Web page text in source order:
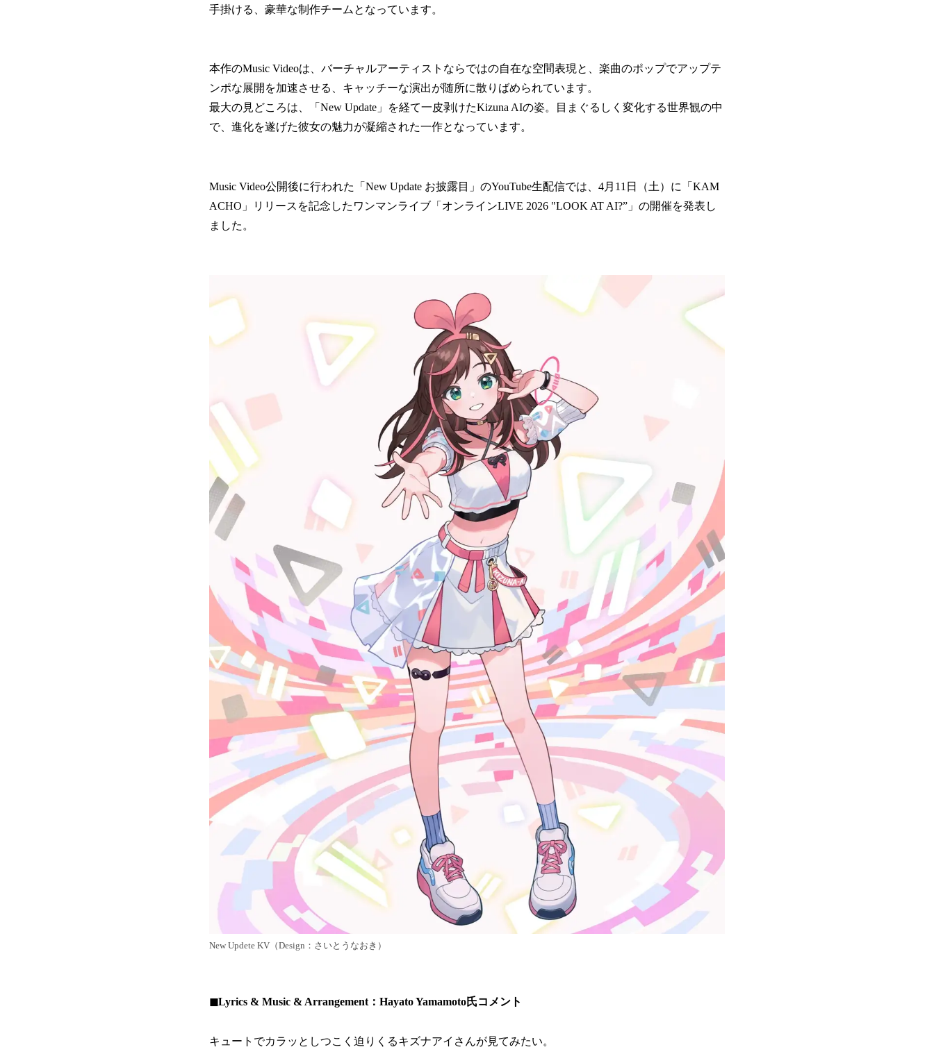
手掛ける、豪華な制作チームとなっています。
本作のMusic Videoは、バーチャルアーティストならではの自在な空間表現と、楽曲のポップでアップテ
ンポな展開を加速させる、キャッチーな演出が随所に散りばめられています。
最大の見どころは、「New Update」を経て一皮剥けたKizuna AIの姿。目まぐるしく変化する世界観の中
で、進化を遂げた彼女の魅力が凝縮された一作となっています。
Music Video公開後に行われた「New Update お披露目」のYouTube生配信では、4月11日（土）に「KAM
ACHO」リリースを記念したワンマンライブ「オンラインLIVE 2026 "LOOK AT AI?”」の開催を発表し
ました。
New Updete KV（Design：さいとうなおき）
◼︎Lyrics & Music & Arrangement：Hayato Yamamoto氏コメント
キュートでカラッとしつこく迫りくるキズナアイさんが見てみたい。